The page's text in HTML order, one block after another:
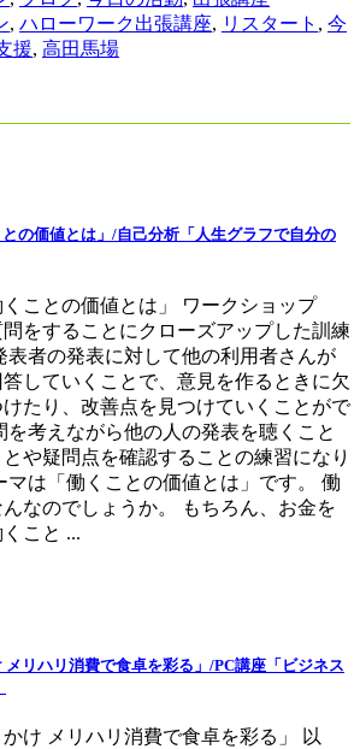
, ハローワーク出張講座, リスタート , 今
援, 高田馬場
の価値とは」/自己分析「人生グラフで自分の
ことの価値とは」 ワークショップ
をすることにクローズアップした訓練
表者の発表に対して他の利用者さんが
していくことで、意見を作るときに欠
たり、改善点を見つけていくことがで
を考えながら他の人の発表を聴くこと
や疑問点を確認することの練習になり
マは「働くことの価値とは」です。 働
なのでしょうか。 もちろん、お金を
こと ...
リハリ消費で食卓を彩る」/PC講座「ビジネス
け メリハリ消費で食卓を彩る」 以